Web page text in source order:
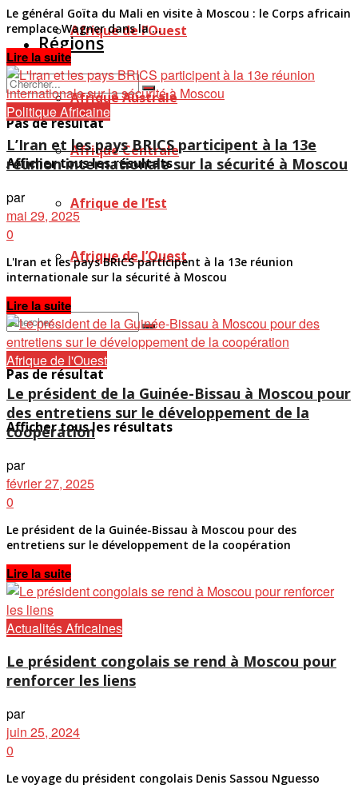
Afrique de l’Ouest
Pas de résultat
Afficher tous les résultats
Régions
Afrique Australe
Afrique Centrale
Afrique de l’Est
Afrique de l’Ouest
Pas de résultat
Afficher tous les résultats
Le général Goïta du Mali en visite à Moscou : le Corps africain
remplace Wagner dans la ...
Lire la suiteDetails
Politique Africaine
L’Iran et les pays BRICS participent à la 13e
réunion internationale sur la sécurité à Moscou
par
mai 29, 2025
0
L'Iran et les pays BRICS participent à la 13e réunion
internationale sur la sécurité à Moscou
Lire la suiteDetails
Afrique de l'Ouest
Le président de la Guinée-Bissau à Moscou pour
des entretiens sur le développement de la
coopération
par
février 27, 2025
0
Le président de la Guinée-Bissau à Moscou pour des
entretiens sur le développement de la coopération
Lire la suiteDetails
Actualités Africaines
Le président congolais se rend à Moscou pour
renforcer les liens
par
juin 25, 2024
0
Le voyage du président congolais Denis Sassou Nguesso